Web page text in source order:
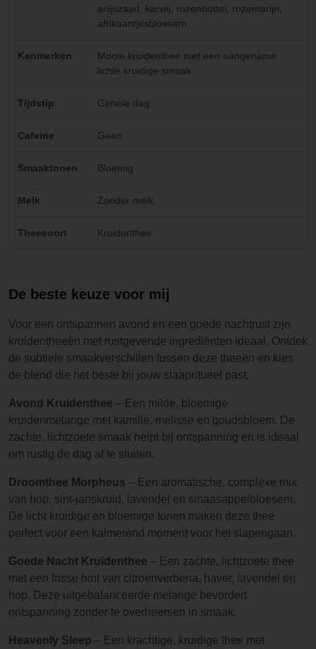
anijszaad, karwij, rozenbottel, rozemarijn,
afrikaantjesbloesem
Kenmerken
Mooie kruidenthee met een aangename
lichte kruidige smaak
Tijdstip Gehele dag
Cafeine Geen
Smaaktonen Bloemig
Melk Zonder melk
Theesoort Kruidenthee
De beste keuze voor mij
Voor een ontspannen avond en een goede nachtrust zijn
kruidentheeën met rustgevende ingrediënten ideaal. Ontdek
de subtiele smaakverschillen tussen deze theeën en kies
de blend die het beste bij jouw slaapritueel past.
Avond Kruidenthee – Een milde, bloemige
kruidenmelange met kamille, melisse en goudsbloem. De
zachte, lichtzoete smaak helpt bij ontspanning en is ideaal
om rustig de dag af te sluiten.
Droomthee Morpheus – Een aromatische, complexe mix
van hop, sint-janskruid, lavendel en sinaasappelbloesem.
De licht kruidige en bloemige tonen maken deze thee
perfect voor een kalmerend moment voor het slapengaan.
Goede Nacht Kruidenthee – Een zachte, lichtzoete thee
met een frisse hint van citroenverbena, haver, lavendel en
hop. Deze uitgebalanceerde melange bevordert
ontspanning zonder te overheersen in smaak.
Heavenly Sleep – Een krachtige, kruidige thee met